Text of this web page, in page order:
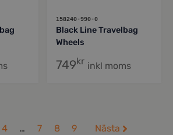
158240-990-0
Black Line Travelbag
Wheels
749kr inkl moms
4 … 7 8 9 Nästa